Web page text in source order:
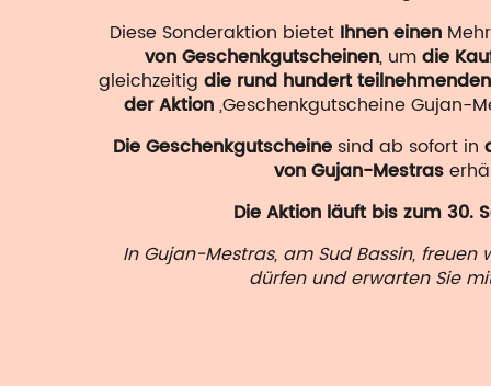
Diese Sonderaktion bietet Ihnen einen
von Geschenkgutscheinen, umdie
gleichzeitig die rund hundert
der Aktion„Geschenkgutscheine Gujan-
Die Geschenkgutscheine sind ab sofort in
von Gujan-Mestras
Die Aktion läuft bis zum 30.
In Gujan-Mestras, am Sud Bassin, freuen
dürfen und erwarten Sie